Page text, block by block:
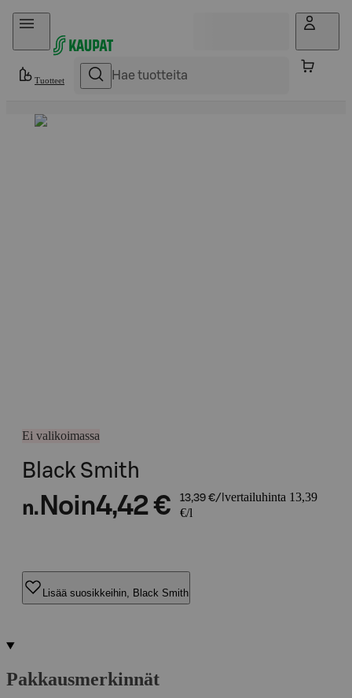
Hyppää sisältöön
Tuotteet
Ei valikoimassa
Black Smith
n. Noin4,42 € 13,39 €/l vertailuhinta 13,39
€/l
Lisää suosikkeihin, Black Smith
Pakkausmerkinnät